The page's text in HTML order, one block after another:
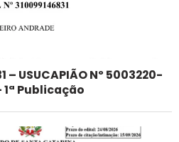
– USUCAPIÃO Nº 5003220-
1ª Publicação